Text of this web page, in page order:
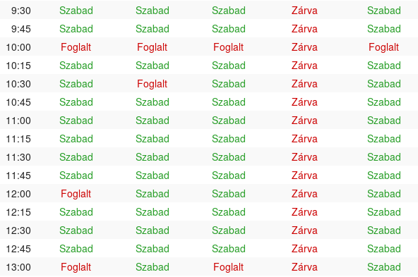
9:30
Szabad Szabad Szabad Zárva Szabad
9:45
Szabad Szabad Szabad Zárva Szabad
10:00
Foglalt Foglalt Foglalt Zárva Foglalt
10:15
Szabad Szabad Szabad Zárva Szabad
10:30
Szabad Foglalt Szabad Zárva Szabad
10:45
Szabad Szabad Szabad Zárva Szabad
11:00
Szabad Szabad Szabad Zárva Szabad
11:15
Szabad Szabad Szabad Zárva Szabad
11:30
Szabad Szabad Szabad Zárva Szabad
11:45
Szabad Szabad Szabad Zárva Szabad
12:00
Foglalt Szabad Szabad Zárva Szabad
12:15
Szabad Szabad Szabad Zárva Szabad
12:30
Szabad Szabad Szabad Zárva Szabad
12:45
Szabad Szabad Szabad Zárva Szabad
13:00
Foglalt Szabad Foglalt Zárva Szabad